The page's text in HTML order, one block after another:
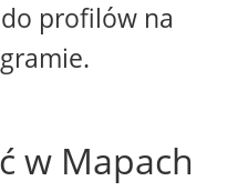
profilów na
w Mapach